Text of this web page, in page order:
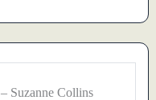
Suzanne Collins